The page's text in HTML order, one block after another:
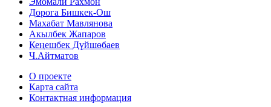
Дорога Бишкек-Ош
Махабат Мавлянова
Акылбек Жапаров
Кеңешбек Дүйшөбаев
Ч.Айтматов
О проекте
Карта сайта
Контактная информация